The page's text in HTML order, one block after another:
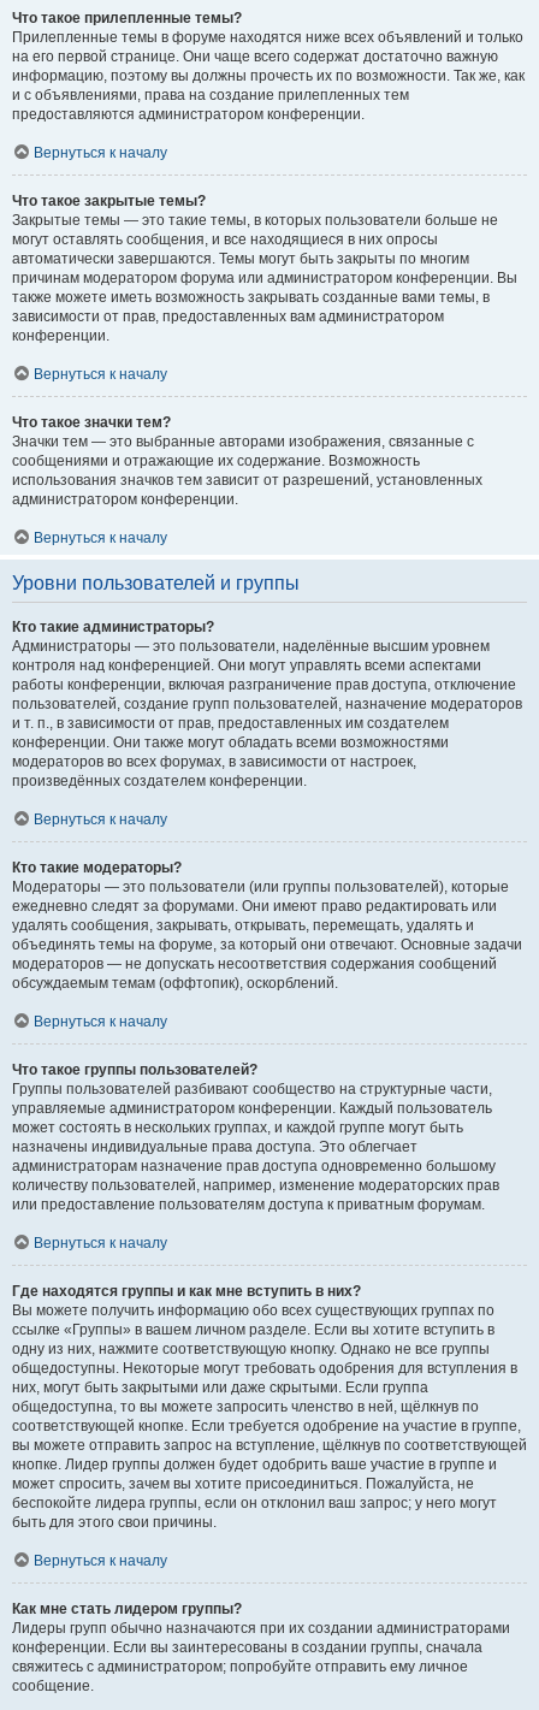
Что такое прилепленные темы?
Прилепленные темы в форуме находятся ниже всех объявлений и только
на его первой странице. Они чаще всего содержат достаточно важную
информацию, поэтому вы должны прочесть их по возможности. Так же, как
и с объявлениями, права на создание прилепленных тем
предоставляются администратором конференции.
Вернуться к началу
Что такое закрытые темы?
Закрытые темы — это такие темы, в которых пользователи больше не
могут оставлять сообщения, и все находящиеся в них опросы
автоматически завершаются. Темы могут быть закрыты по многим
причинам модератором форума или администратором конференции. Вы
также можете иметь возможность закрывать созданные вами темы, в
зависимости от прав, предоставленных вам администратором
конференции.
Вернуться к началу
Что такое значки тем?
Значки тем — это выбранные авторами изображения, связанные с
сообщениями и отражающие их содержание. Возможность
использования значков тем зависит от разрешений, установленных
администратором конференции.
Вернуться к началу
Уровни пользователей и группы
Кто такие администраторы?
Администраторы — это пользователи, наделённые высшим уровнем
контроля над конференцией. Они могут управлять всеми аспектами
работы конференции, включая разграничение прав доступа, отключение
пользователей, создание групп пользователей, назначение модераторов
и т. п., в зависимости от прав, предоставленных им создателем
конференции. Они также могут обладать всеми возможностями
модераторов во всех форумах, в зависимости от настроек,
произведённых создателем конференции.
Вернуться к началу
Кто такие модераторы?
Модераторы — это пользователи (или группы пользователей), которые
ежедневно следят за форумами. Они имеют право редактировать или
удалять сообщения, закрывать, открывать, перемещать, удалять и
объединять темы на форуме, за который они отвечают. Основные задачи
модераторов — не допускать несоответствия содержания сообщений
обсуждаемым темам (оффтопик), оскорблений.
Вернуться к началу
Что такое группы пользователей?
Группы пользователей разбивают сообщество на структурные части,
управляемые администратором конференции. Каждый пользователь
может состоять в нескольких группах, и каждой группе могут быть
назначены индивидуальные права доступа. Это облегчает
администраторам назначение прав доступа одновременно большому
количеству пользователей, например, изменение модераторских прав
или предоставление пользователям доступа к приватным форумам.
Вернуться к началу
Где находятся группы и как мне вступить в них?
Вы можете получить информацию обо всех существующих группах по
ссылке «Группы» в вашем личном разделе. Если вы хотите вступить в
одну из них, нажмите соответствующую кнопку. Однако не все группы
общедоступны. Некоторые могут требовать одобрения для вступления в
них, могут быть закрытыми или даже скрытыми. Если группа
общедоступна, то вы можете запросить членство в ней, щёлкнув по
соответствующей кнопке. Если требуется одобрение на участие в группе,
вы можете отправить запрос на вступление, щёлкнув по соответствующей
кнопке. Лидер группы должен будет одобрить ваше участие в группе и
может спросить, зачем вы хотите присоединиться. Пожалуйста, не
беспокойте лидера группы, если он отклонил ваш запрос; у него могут
быть для этого свои причины.
Вернуться к началу
Как мне стать лидером группы?
Лидеры групп обычно назначаются при их создании администраторами
конференции. Если вы заинтересованы в создании группы, сначала
свяжитесь с администратором; попробуйте отправить ему личное
сообщение.